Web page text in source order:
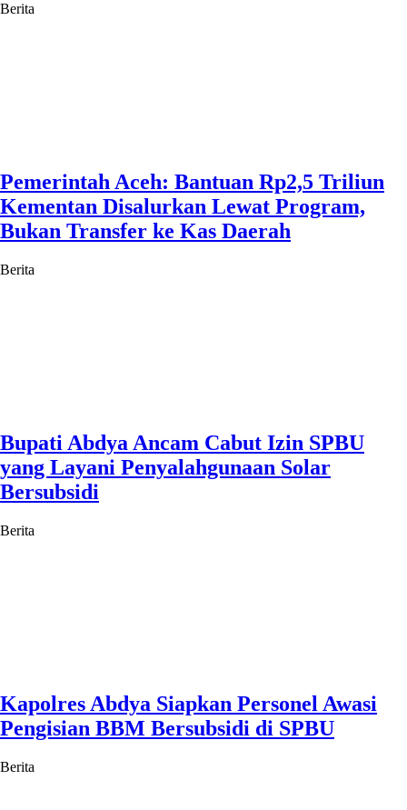
Berita
Pemerintah Aceh: Bantuan Rp2,5 Triliun
Kementan Disalurkan Lewat Program,
Bukan Transfer ke Kas Daerah
Berita
Bupati Abdya Ancam Cabut Izin SPBU
yang Layani Penyalahgunaan Solar
Bersubsidi
Berita
Kapolres Abdya Siapkan Personel Awasi
Pengisian BBM Bersubsidi di SPBU
Berita